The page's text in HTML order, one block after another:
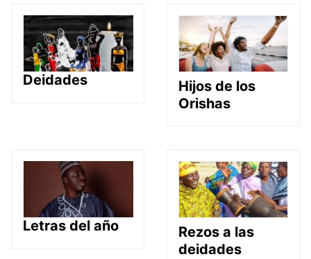
Deidades
Hijos de los
Orishas
Letras del año
Rezos a las
deidades